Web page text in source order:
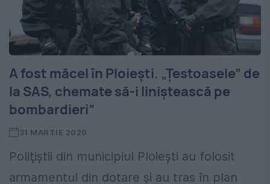
A fost măcel în Ploiești. „Țestoasele” de
la SAS, chemate să-i liniștească pe
bombardieri”
31 MARTIE 2020
Poliţiştii din municipiul Ploieşti au folosit
armamentul din dotare şi au tras în plan